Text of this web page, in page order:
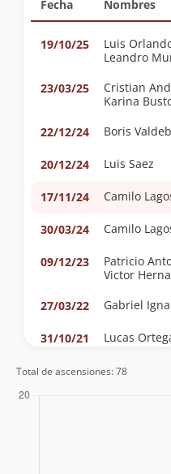
Fecha Nombres
19/10/25
Luis
Leandro
23/03/25
Cristian
Karina
22/12/24
Boris
20/12/24 Luis Saez
17/11/24 Camilo
30/03/24 Camilo
09/12/23
Patricio
Victor
27/03/22
Gabriel
31/10/21 Lucas
31/10/21 Andrea
Total de ascensiones: 78